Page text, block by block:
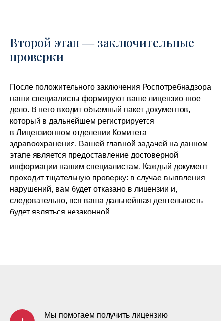
Второй этап ― заключительные
проверки
После положительного заключения Роспотребнадзора
наши специалисты формируют ваше лицензионное
дело. В него входит объёмный пакет документов,
который в дальнейшем регистрируется
в Лицензионном отделении Комитета
здравоохранения. Вашей главной задачей на данном
этапе является предоставление достоверной
информации нашим специалистам. Каждый документ
проходит тщательную проверку: в случае выявления
нарушений, вам будет отказано в лицензии и,
следовательно, вся ваша дальнейшая деятельность
будет являться незаконной.
Мы помогаем получить лицензию